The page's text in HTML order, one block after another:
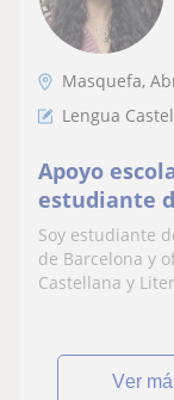
Masquefa,
Lengua
Apoyo
estudiante
con
Soy estudiante
de Barcelona y
Castellana y
ver